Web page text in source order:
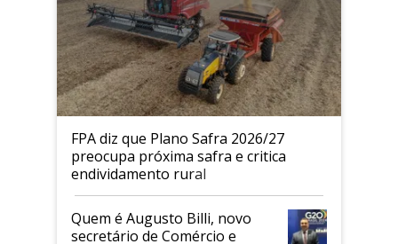
FPA diz que Plano Safra 2026/27
preocupa próxima safra e critica
endividamento rural
Quem é Augusto Billi, novo
secretário de Comércio e